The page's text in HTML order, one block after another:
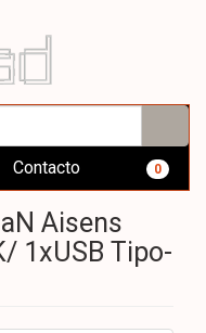
Contacto 0
Aisens
1xUSB Tipo-